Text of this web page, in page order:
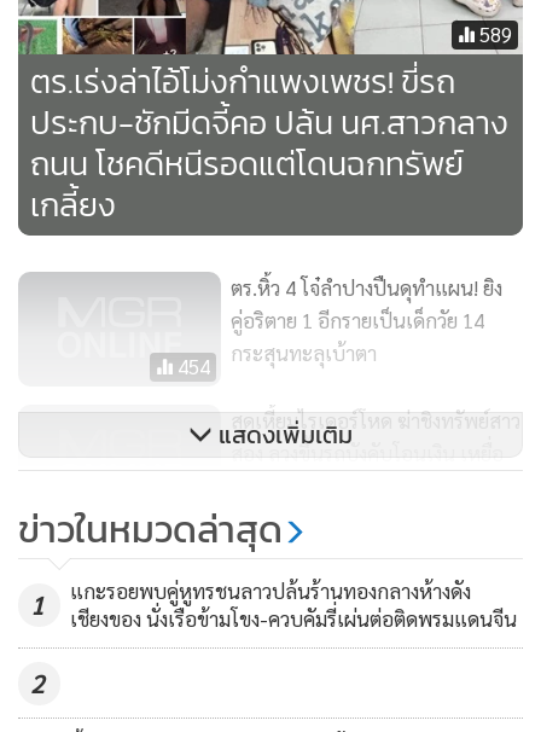
นั้นได้มีชายฉกรรจ์สวมหมวกไอ้โม่งขับขี่รถจักรยานยนต์ตามมา
และใช้อาวุธมีดตัดหญ้าจ่อมาที่ตน พร้อมกับข่มขู่ให้จอดรถ
แต่ตนตัดสินใจเร่งเครื่องรถจักรยานยนต์หนี คนร้ายได้ขี่รถ
จักรยานยนต์เบียดจนรถตนเองล้มเสียหลักบนถนน ตัวเอง
กระเด็นไปคนละทิศละทางกับรถ เมื่อตั้งสติได้วิ่งหลบเข้าไปในป่า
ป่าหญ้าท่ามกลางความมืด ก็ได้ขี่รถมาที่รถจักรยานยนต์ของตน
และขโมยทรัพย์สินไปจนหมด ทั้งโทรศัพท์มือถือ ไอโฟน 13 pro
สีทอง และกระเป๋าตังค์ มีบัตรเอทีเอ็ม กับบัตรประชาชนก็เอาไป
หมด จากนั้นยังวนเวียนเพื่อดูให้แน่ใจว่าตนไม่อยู่แล้ว จึงได้ขี่รถ
ได้หายไปหมด แต่กุญแจรถมอเตอร์ไซค์ยังอยู่ จึงได้ยกรถขึ้นและ
ขี่กลับมาขอความช่วยเหลือจากพนักงาน 7-11 ต.ท่าขุนราม ห่าง
จากจุดเกิดเหตุประมาณ 2 กิโลเมตร ซึ่งพนักงานและลูกค้าใน
ร้านสะดวกซื้อก็ได้ให้ความช่วยเหลือและโทร.แจ้งตำรวจในพื้นที่
ทันที
589
ตร.เร่งล่าไอ้โม่งกำแพงเพชร! ขี่รถ
ประกบ-ชักมีดจี้คอ ปล้น นศ.สาวกลาง
ถนน โชคดีหนีรอดแต่โดนฉกทรัพย์
เกลี้ยง
454
ตร.หิ้ว 4 โจ๋ลำปางปืนดุทำแผน! ยิง
คู่อริตาย 1 อีกรายเป็นเด็กวัย 14
กระสุนทะลุเบ้าตา
สุดเหี้ยมไรเดอร์โหด ฆ่าชิงทรัพย์สาว
สอง ลวงขึ้นรถบังคับโอนเงิน เหยื่อ
ทิ้งน้ำ
1,236
ขาย 100 บาทนำเงินแทงบอลโลก
แสดงเพิ่มเติม
ข่าวในหมวดล่าสุด
1
แกะรอยพบคู่หูทรชนลาวปล้นร้านทองกลางห้างดัง
เชียงของ นั่งเรือข้ามโขง-ควบคัมรี่เผ่นต่อติดพรมแดนจีน
2